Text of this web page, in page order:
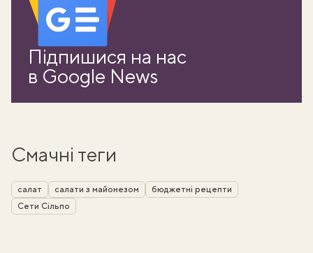
Підпишися на нас
в Google News
Смачні теги
салат салати з майонезом
бюджетні рецепти
Сети Сільпо